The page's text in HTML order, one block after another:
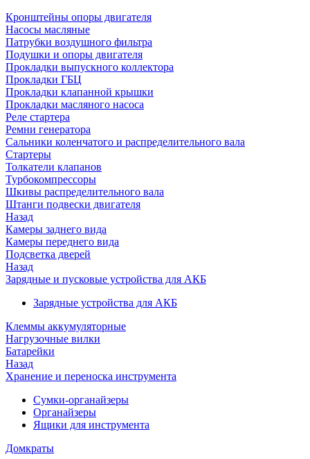
Кронштейны опоры двигателя
Насосы масляные
Патрубки воздушного фильтра
Подушки и опоры двигателя
Прокладки выпускного коллектора
Прокладки ГБЦ
Прокладки клапанной крышки
Прокладки масляного насоса
Реле стартера
Ремни генератора
Сальники коленчатого и распределительного вала
Стартеры
Толкатели клапанов
Турбокомпрессоры
Шкивы распределительного вала
Штанги подвески двигателя
Назад
Камеры заднего вида
Камеры переднего вида
Подсветка дверей
Назад
Зарядные и пусковые устройства для АКБ
Зарядные устройства для АКБ
Клеммы аккумуляторные
Нагрузочные вилки
Батарейки
Назад
Хранение и переноска инструмента
Сумки-органайзеры
Органайзеры
Ящики для инструмента
Домкраты